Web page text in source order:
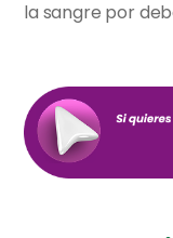
la sangre por